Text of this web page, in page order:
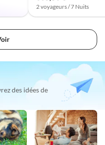
2 voyageurs / 7 Nuits
des idées de